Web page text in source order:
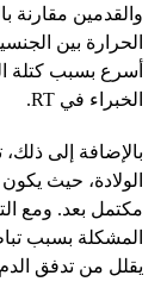
والقدمين مقارنة
الحرارة بين
أسرع بسبب كتلة
الخبراء في RT.
بالإضافة إلى
الولادة، حيث
مكتمل بعد. ومع
المشكلة بسبب
يقلل من تدفق